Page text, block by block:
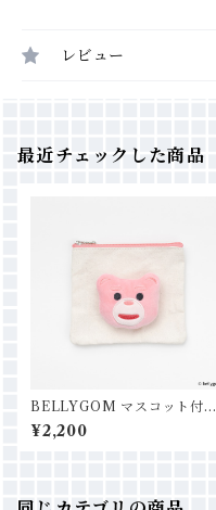
レビュー
最近チェックした商品
BELLYGOM マスコット付き
ミニフラットポーチ
¥2,200